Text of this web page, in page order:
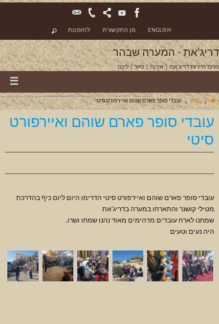
ENGLISH מן התקשורת להזמנות
דריג'את - המערה שבהר
מרכז תיירות דריג'את | אירוח | סיור | לינה
בלוג עובדי סופר פארם שוהם ואיירפורט סיטי
עובדי סופר פארם שוהם ואיירפורט
סיטי
עובדי סופר פארם שוהם ואיירפורט סיטי הדרימו היום ליום כיף בהדרכת
מטילי קושנר והתארחו במערה בדריג'את
שמחנו לארח עובדים מדהימים מאוד נהנו שמחו ושרו.
היה נעים וטעים